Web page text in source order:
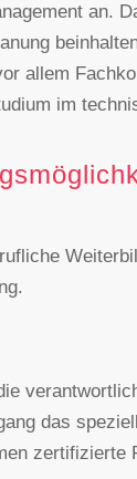
an.
allem
im
das